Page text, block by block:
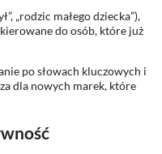
„rodzic małego dziecka”),
do osób, które już
po słowach kluczowych i
dla nowych marek, które